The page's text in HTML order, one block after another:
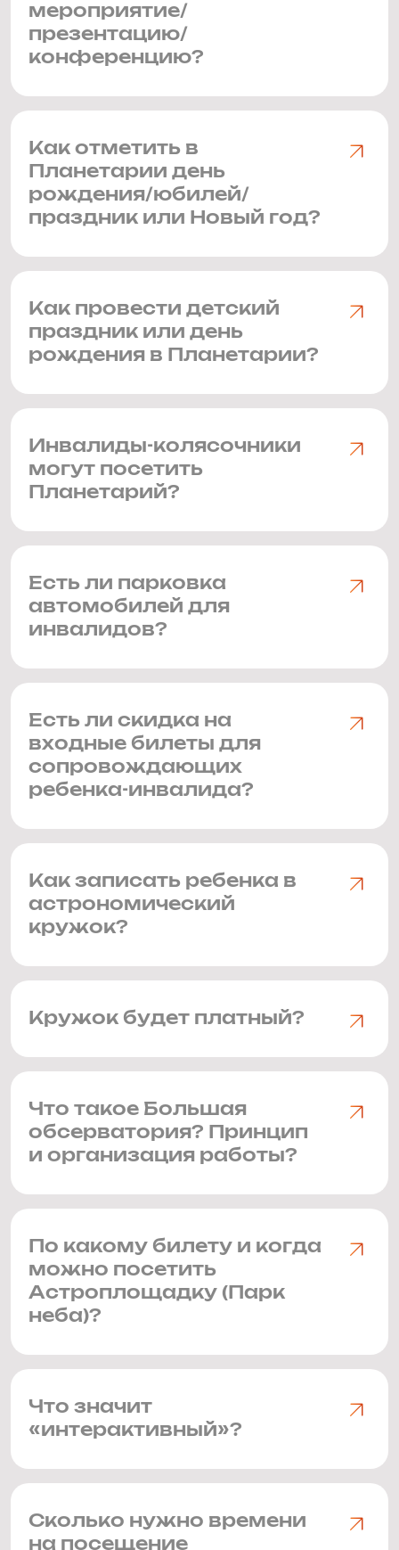
мероприятие/
презентацию/
конференцию?
Как отметить в
Планетарии день
рождения/юбилей/
праздник или Новый год?
Как провести детский
праздник или день
рождения в Планетарии?
Инвалиды-колясочники
могут посетить
Планетарий?
Есть ли парковка
автомобилей для
инвалидов?
Есть ли скидка на
входные билеты для
сопровождающих
ребенка-инвалида?
Как записать ребенка в
астрономический
кружок?
Кружок будет платный?
Что такое Большая
обсерватория? Принцип
и организация работы?
По какому билету и когда
можно посетить
Астроплощадку (Парк
неба)?
Что значит
«интерактивный»?
Сколько нужно времени
на посещение